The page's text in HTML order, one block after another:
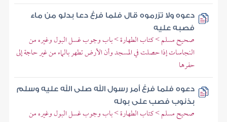
دعوه ولا تزرموه قال فلما فرغ دعا بدلو من ماء
فصبه عليه
صحيح مسلم > كتاب الطهارة > باب وجوب غسل البول وغيره من
النجاسات إذا حصلت في المسجد وأن الأرض تطهر بالماء من غير حاجة إلى
حفرها
دعوه فلما فرغ أمر رسول الله صلى الله عليه وسلم
بذنوب فصب على بوله
صحيح مسلم > كتاب الطهارة > باب وجوب غسل البول وغيره من